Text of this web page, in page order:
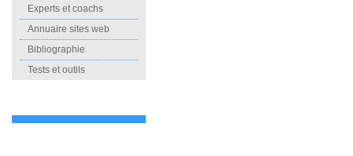
Experts et coachs
Annuaire sites web
Bibliographie
Tests et outils